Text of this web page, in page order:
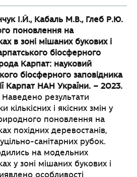
І.Й., Кабаль М.В., Глеб Р.Ю.
поновлення на
в зоні мішаних букових і
біосферного
Карпат: науковий
біосферного заповідника
Карпат НАН України. – 2023.
Наведено результати
кількісних і якісних змін у
поновлення на
похідних деревостанів,
санітарних рубок.
на модельних
у зоні мішаних букових і
особливості